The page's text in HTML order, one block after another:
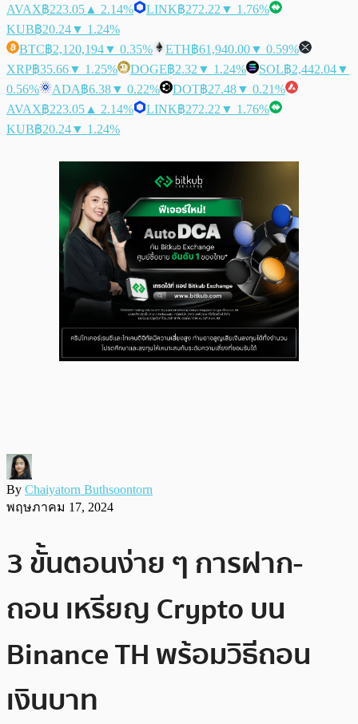
AVAX฿223.05 ▲ 2.14% LINK฿272.22 ▼ 1.76%
KUB฿20.24▼ 1.24%
BTC฿2,120,194▼ 0.35% ETH฿61,940.00▼ 0.59%
XRP฿35.66▼ 1.25% DOGE฿2.32 ▼ 1.24% SOL฿2,442.04▼
0.56%
ADA฿6.38▼ 0.22% DOT฿27.48▼ 0.21%
AVAX฿223.05 ▲ 2.14% LINK฿272.22 ▼ 1.76%
KUB฿20.24▼ 1.24%
By Chaiyatorn Buthsoontorn
พฤษภาคม 17, 2024
3 ขั้นตอนง่าย ๆ การฝาก-
ถอน เหรียญ Crypto บน
Binance TH พร้อมวิธีถอน
เงินบาท